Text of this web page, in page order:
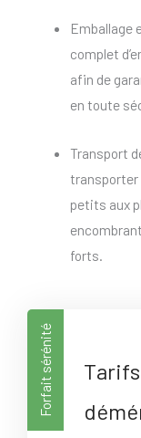
Emballage
complet
afin de
en toute
Transport
transporter
petits aux
forts.
Forfait sérénité